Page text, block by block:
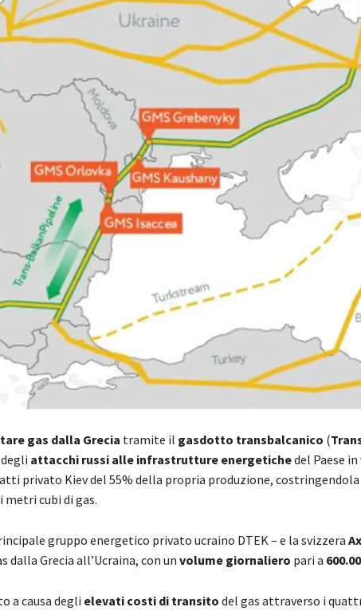
gas dalla Grecia tramite il gasdotto transbalcanico (
attacchi russi alle infrastrutture energetichedel Paese
privato Kiev del 55% della propria produzione, costringendola
cubi di gas.
gruppo energetico privato ucraino DTEK – e la svizzera
dalla Grecia all’Ucraina, con unvolume giornaliero pari a
a causa degli elevati costi di transito del gas attraverso i